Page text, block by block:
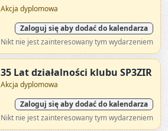
Akcja dyplomowa
Zaloguj się aby dodać do kalendarza
Nikt nie jest zainteresowany tym wydarzeniem
35 Lat działalności klubu SP3ZIR
Akcja dyplomowa
Zaloguj się aby dodać do kalendarza
Nikt nie jest zainteresowany tym wydarzeniem